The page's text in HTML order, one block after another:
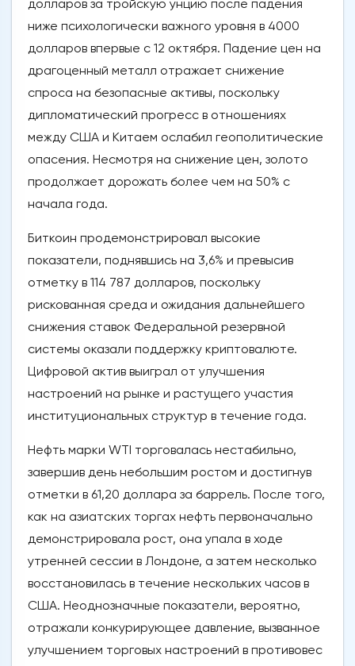
долларов за тройскую унцию после падения
ниже психологически важного уровня в 4000
долларов впервые с 12 октября. Падение цен на
драгоценный металл отражает снижение
спроса на безопасные активы, поскольку
дипломатический прогресс в отношениях
между США и Китаем ослабил геополитические
опасения. Несмотря на снижение цен, золото
продолжает дорожать более чем на 50% с
начала года.
Биткоин продемонстрировал высокие
показатели, поднявшись на 3,6% и превысив
отметку в 114 787 долларов, поскольку
рискованная среда и ожидания дальнейшего
снижения ставок Федеральной резервной
системы оказали поддержку криптовалюте.
Цифровой актив выиграл от улучшения
настроений на рынке и растущего участия
институциональных структур в течение года.
Нефть марки WTI торговалась нестабильно,
завершив день небольшим ростом и достигнув
отметки в 61,20 доллара за баррель. После того,
как на азиатских торгах нефть первоначально
демонстрировала рост, она упала в ходе
утренней сессии в Лондоне, а затем несколько
восстановилась в течение нескольких часов в
США. Неоднозначные показатели, вероятно,
отражали конкурирующее давление, вызванное
улучшением торговых настроений в противовес